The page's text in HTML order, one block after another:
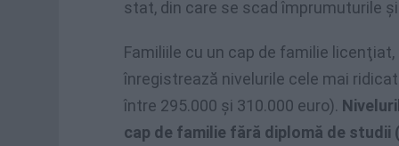
stat, din care se scad împrumuturile
Familiile cu un cap de familie
înregistrează nivelurile cele mai
între 295.000 şi 310.000 euro).
cap de familie fără diplomă de studii